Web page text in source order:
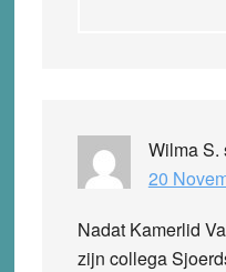
Wilma S.
20
Nadat Kamerlid
zijn collega